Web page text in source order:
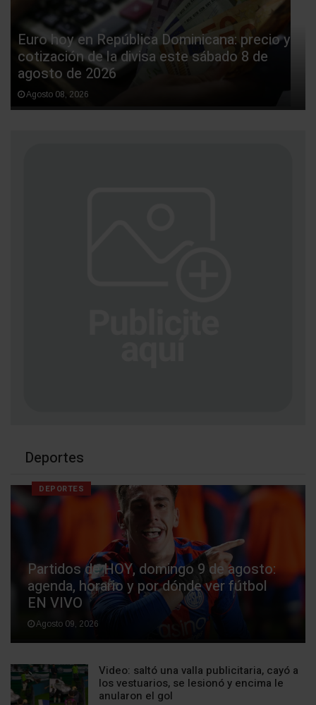
Euro hoy en República Dominicana: precio y
cotización de la divisa este sábado 8 de
agosto de 2026
Agosto 08, 2026
Deportes
DEPORTES
Partidos de HOY, domingo 9 de agosto:
agenda, horario y por dónde ver fútbol
EN VIVO
Agosto 09, 2026
Video: saltó una valla publicitaria, cayó a
los vestuarios, se lesionó y encima le
anularon el gol